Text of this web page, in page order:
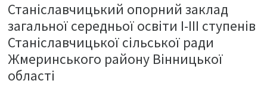
Станіславчицький опорний заклад
загальної середньої освіти І-ІІІ ступенів
Станіславчицької сільської ради
Жмеринського району Вінницької
області